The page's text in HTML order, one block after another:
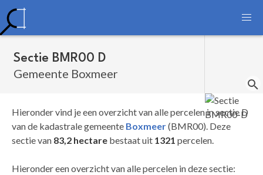
Sectie BMR00 D
Gemeente Boxmeer
Hieronder vind je een overzicht van alle percelen in sectie D
van de kadastrale gemeente Boxmeer(BMR00). Deze
sectie van 83,2 hectare bestaat uit 1321 percelen.
Hieronder een overzicht van alle percelen in deze sectie: